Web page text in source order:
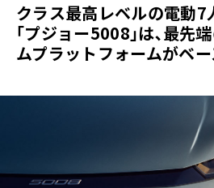
クラス最高レベルの電動7
｢プジョー5008｣は､最先
ムプラットフォームがベ